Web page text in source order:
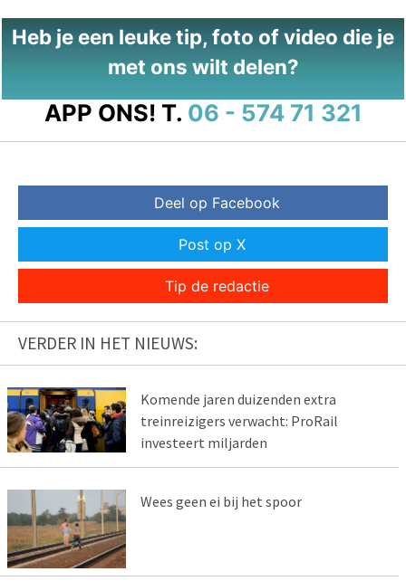
Heb je een leuke tip, foto of video die je
met ons wilt delen?
APP ONS! T. 06 - 574 71 321
Deel op Facebook
Post op X
Tip de redactie
VERDER IN HET NIEUWS:
Komende jaren duizenden extra
treinreizigers verwacht: ProRail
investeert miljarden
Wees geen ei bij het spoor